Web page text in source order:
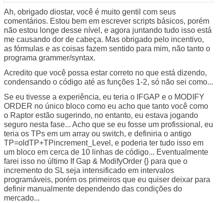
Ah, obrigado diostar, você é muito gentil com seus
comentários. Estou bem em escrever scripts básicos, porém
não estou longe desse nível, e agora juntando tudo isso está
me causando dor de cabeça. Mas obrigado pelo incentivo,
as fórmulas e as coisas fazem sentido para mim, não tanto o
programa grammer/syntax.
Acredito que você possa estar correto no que está dizendo,
condensando o código até as funções 1-2, só não sei como...
Se eu tivesse a experiência, eu teria o IFGAP e o MODIFY
ORDER no único bloco como eu acho que tanto você como
o Raptor estão sugerindo, no entanto, eu estava jogando
seguro nesta fase... Acho que se eu fosse um profissional, eu
teria os TPs em um array ou switch, e definiria o antigo
TP=oldTP+TPincrement_Level, e poderia ter tudo isso em
um bloco em cerca de 10 linhas de código... Eventualmente
farei isso no último If Gap & ModifyOrder {} para que o
incremento do SL seja intensificado em intervalos
programáveis, porém os primeiros que eu quiser deixar para
definir manualmente dependendo das condições do
mercado...